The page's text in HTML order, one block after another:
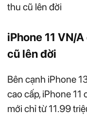
thu cũ lên đời
iPhone 11 VN/
cũ lên đời
Bên cạnh iPhone
cao cấp, iPhone
mới chỉ từ 11.99